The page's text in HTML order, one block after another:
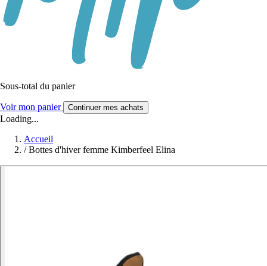
Sous-total du panier
Voir mon panier Continuer mes achats
Loading...
Accueil
/ Bottes d'hiver femme Kimberfeel Elina